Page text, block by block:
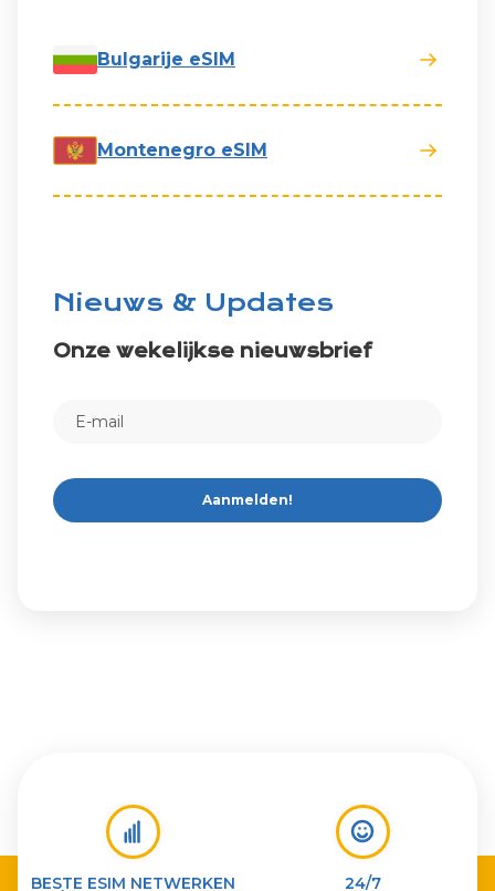
Bulgarije eSIM
Montenegro eSIM
Nieuws & Updates
Onze wekelijkse nieuwsbrief
Aanmelden!
BESTE ESIM NETWERKEN 24/7